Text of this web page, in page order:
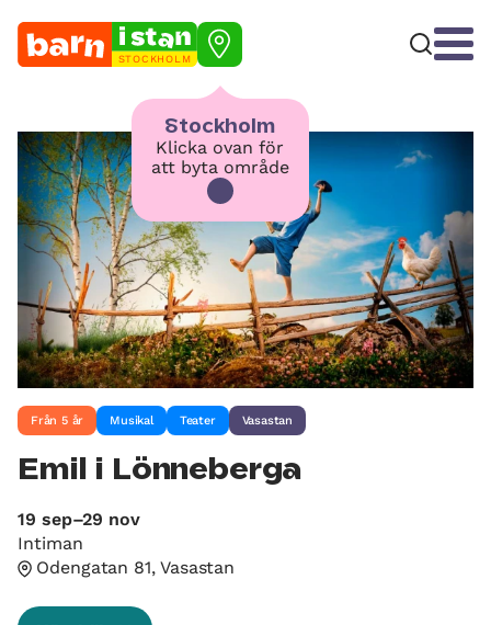
STOCKHOLM
Stockholm
Klicka ovan för
att byta område
Från 5 år Musikal Teater Vasastan
Emil i Lönneberga
19 sep–29 nov
Intiman
Odengatan 81, Vasastan